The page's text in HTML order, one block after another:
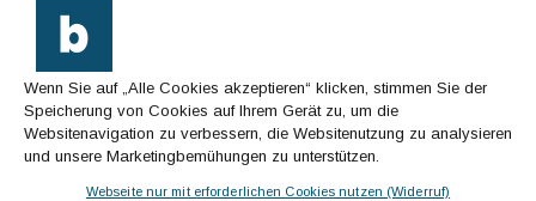
Kontakt
Impressum
Datenschutz
Wenn Sie auf „Alle Cookies akzeptieren“ klicken, stimmen Sie der
Speicherung von Cookies auf Ihrem Gerät zu, um die
Websitenavigation zu verbessern, die Websitenutzung zu analysieren
und unsere Marketingbemühungen zu unterstützen.
Webseite nur mit erforderlichen Cookies nutzen (Widerruf)